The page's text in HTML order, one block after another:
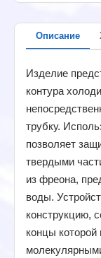
Описание
Изделие
контура
трубку.
позволяет
твердыми
из фреона,
воды.
конструкцию,
концы